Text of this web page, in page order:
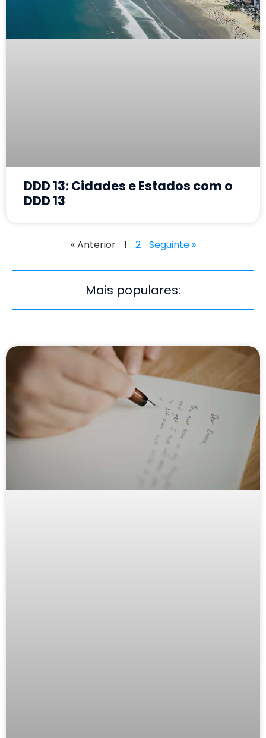
DDD 13: Cidades e Estados com o
DDD 13
« Anterior 1 2 Seguinte »
Mais populares: